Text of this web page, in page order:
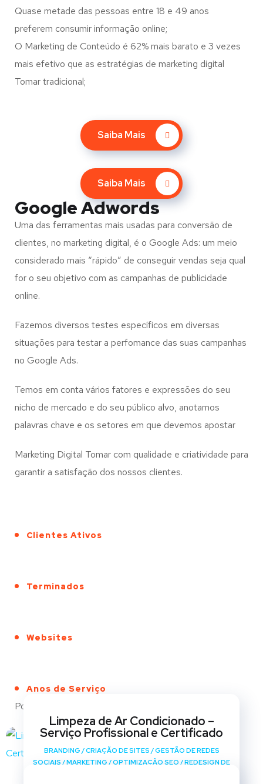
Quase metade das pessoas entre 18 e 49 anos
preferem consumir informação online;
O Marketing de Conteúdo é 62% mais barato e 3 vezes
mais efetivo que as estratégias de marketing digital
Tomar tradicional;
Saiba Mais
Saiba Mais
Google Adwords
Uma das ferramentas mais usadas para conversão de
clientes, no marketing digital, é o Google Ads: um meio
considerado mais “rápido” de conseguir vendas seja qual
for o seu objetivo com as campanhas de publicidade
online.
Fazemos diversos testes específicos em diversas
situações para testar a perfomance das suas campanhas
no Google Ads.
Temos em conta vários fatores e expressões do seu
nicho de mercado e do seu público alvo, anotamos
palavras chave e os setores em que devemos apostar
Marketing Digital Tomar com qualidade e criatividade para
garantir a satisfação dos nossos clientes.
Clientes Ativos
Terminados
Websites
Anos de Serviço
Portfólio
Limpeza de Ar Condicionado –
Serviço Profissional e Certificado
BRANDING /CRIAÇÃO DE SITES /GESTÃO DE REDES
SOCIAIS /MARKETING /OPTIMIZAÇÃO SEO /REDESIGN DE